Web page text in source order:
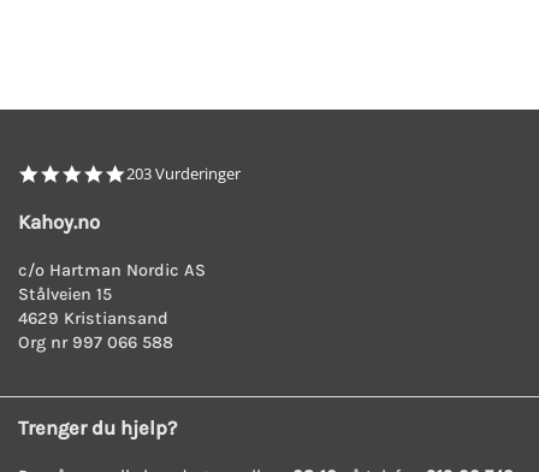
4.8
203 Vurderinger
Kahoy.no
c/o Hartman Nordic AS
Stålveien 15
4629 Kristiansand
Org nr 997 066 588
Trenger du hjelp?